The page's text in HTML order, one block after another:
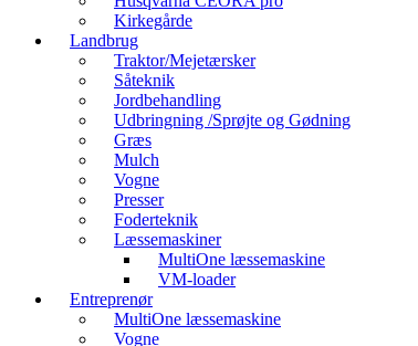
Kirkegårde
Landbrug
Traktor/Mejetærsker
Såteknik
Jordbehandling
Udbringning /Sprøjte og Gødning
Græs
Mulch
Vogne
Presser
Foderteknik
Læssemaskiner
MultiOne læssemaskine
VM-loader
Entreprenør
MultiOne læssemaskine
Vogne